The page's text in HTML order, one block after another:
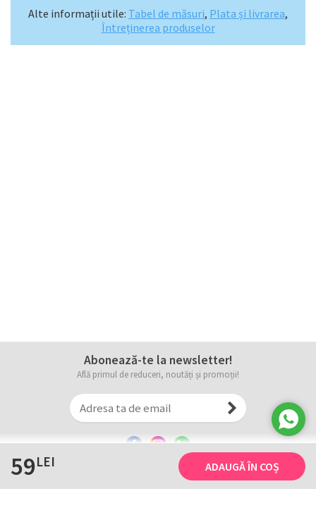
59LEI ADAUGĂ ÎN COȘ
Alte informații utile: Tabel de măsuri, Plata și livrarea,
Întreținerea produselor
Abonează-te la newsletter!
Află primul de reduceri, noutăți și promoții!
Informații Tricourile noastre